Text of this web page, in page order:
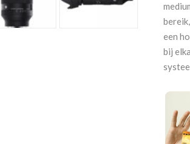
DN
Sony
E-
Mount
een
bij